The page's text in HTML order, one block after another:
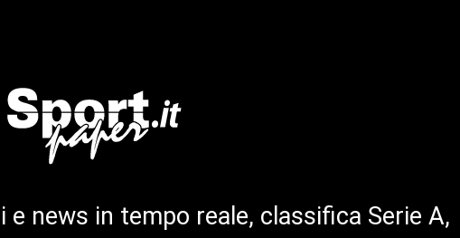
news in tempo reale, classifica Serie A,